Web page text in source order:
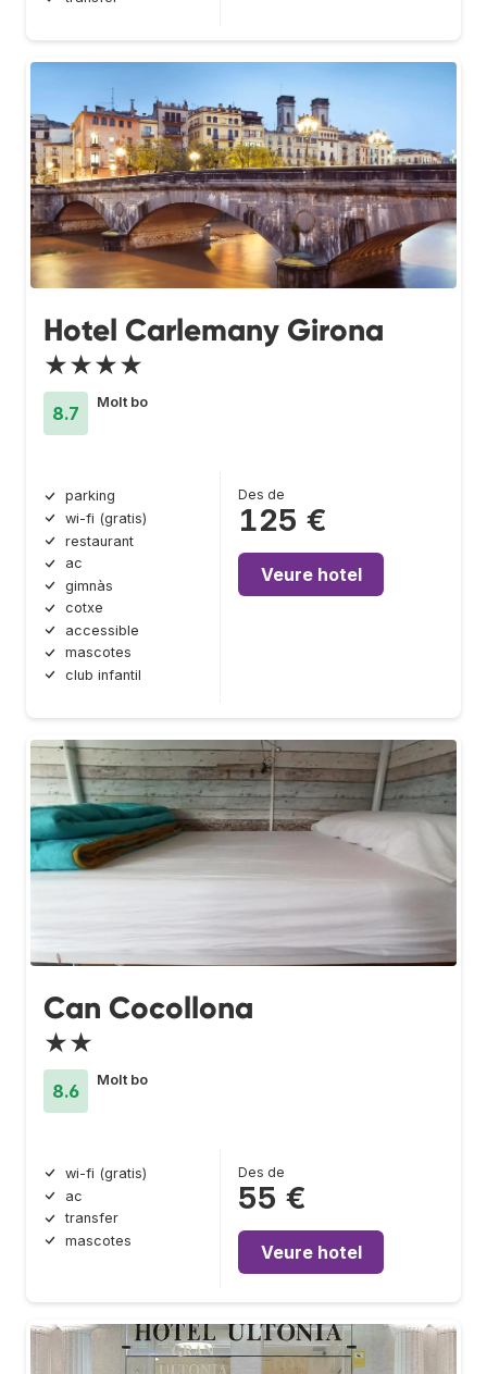
Hotel Carlemany Girona
★★★★
8.7
Molt bo
parking
wi-fi (gratis)
restaurant
ac
gimnàs
cotxe
accessible
mascotes
club infantil
Des de
125 €
Veure hotel
Can Cocollona
★★
8.6
Molt bo
wi-fi (gratis)
ac
transfer
mascotes
Des de
55 €
Veure hotel